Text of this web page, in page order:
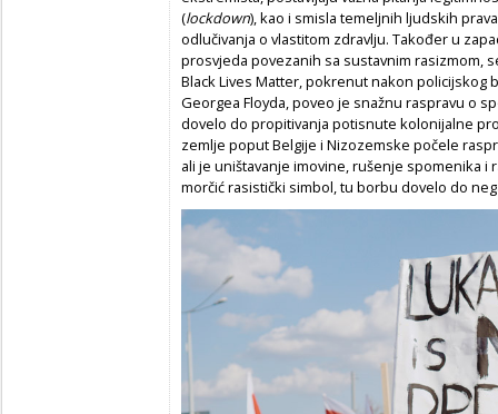
(lockdown), kao i smisla temeljnih ljudskih
odlučivanja o vlastitom zdravlju. Također u
prosvjeda povezanih sa sustavnim rasizmom,
Black Lives Matter, pokrenut nakon policijskog
Georgea Floyda, poveo je snažnu raspravu o
dovelo do propitivanja potisnute kolonijalne
zemlje poput Belgije i Nizozemske počele
ali je uništavanje imovine, rušenje spomenika i
morčić rasistički simbol, tu borbu dovelo do